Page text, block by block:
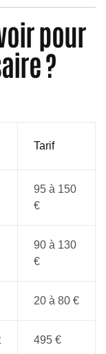
pour
?
Tarif
95 à 150
€
90 à 130
€
20 à 80 €
495 €